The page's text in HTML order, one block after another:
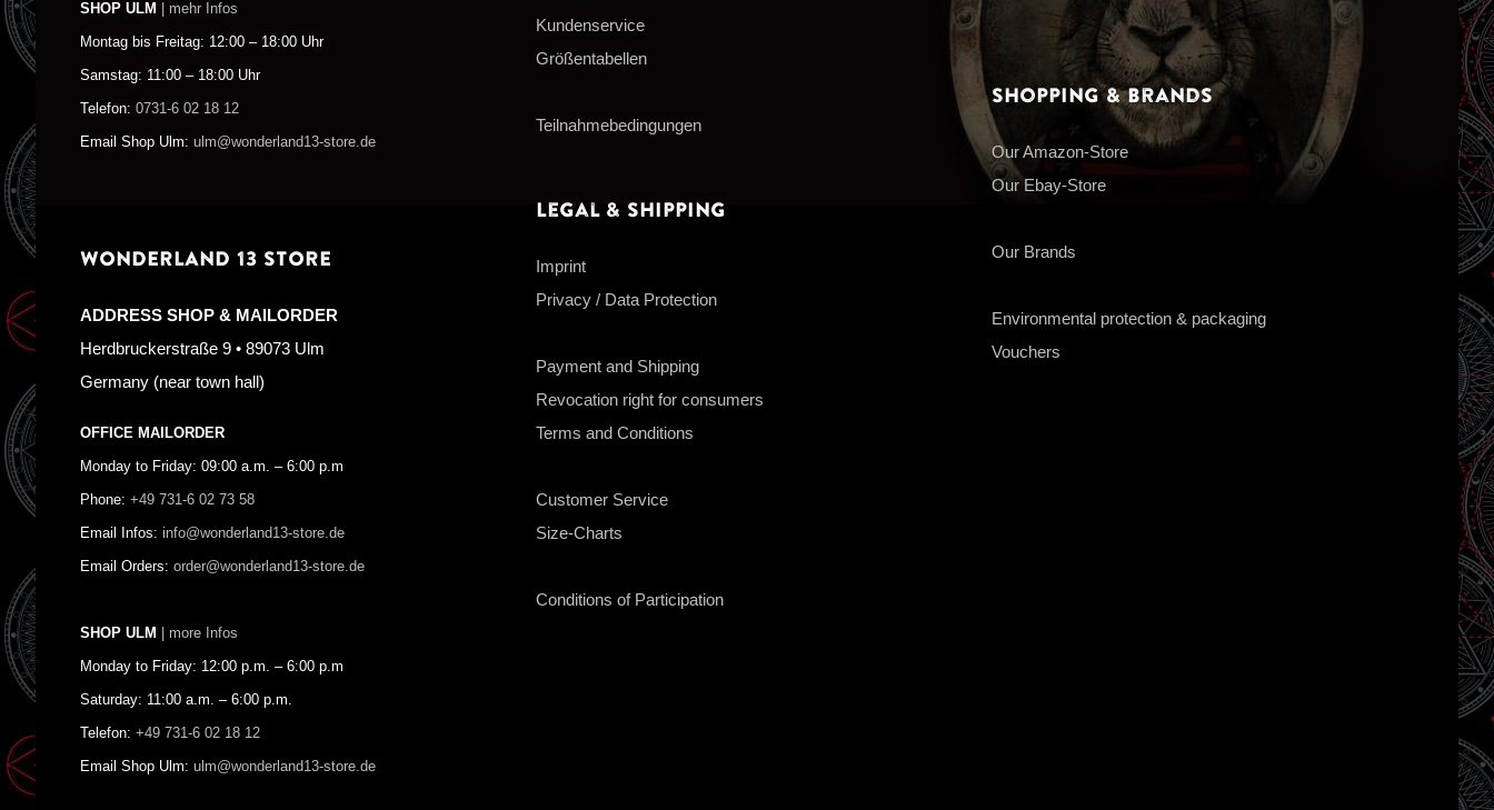
SHOP ULM | mehr Infos
Montag bis Freitag: 12:00 – 18:00 Uhr
Samstag: 11:00 – 18:00 Uhr
Telefon: 0731-6 02 18 12
Email Shop Ulm: ulm@wonderland13-store.de
WONDERLAND 13 STORE
ADDRESS SHOP & MAILORDER
Herdbruckerstraße 9 • 89073 Ulm
Germany (near town hall)
OFFICE MAILORDER
Monday to Friday: 09:00 a.m. – 6:00 p.m
Phone: +49 731-6 02 73 58
Email Infos: info@wonderland13-store.de
Email Orders: order@wonderland13-store.de
SHOP ULM | more Infos
Monday to Friday: 12:00 p.m. – 6:00 p.m
Saturday: 11:00 a.m. – 6:00 p.m.
Telefon: +49 731-6 02 18 12
Email Shop Ulm: ulm@wonderland13-store.de
Kundenservice
Größentabellen
Teilnahmebedingungen
Legal & Shipping
Imprint
Privacy / Data Protection
Payment and Shipping
Revocation right for consumers
Terms and Conditions
Customer Service
Size-Charts
Conditions of Participation
Shopping & Brands
Our Amazon-Store
Our Ebay-Store
Our Brands
Environmental protection & packaging
Vouchers